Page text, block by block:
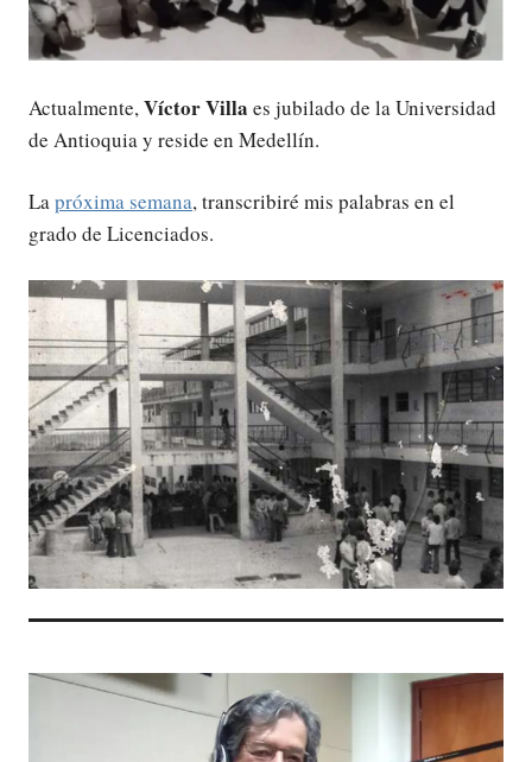
Actualmente,Víctor Villa es jubilado de la Universidad
de Antioquia y reside en Medellín.
Lapróxima semana, transcribiré mis palabras en el
grado de Licenciados.